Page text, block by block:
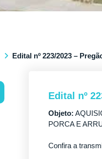
Edital nº 223/2023 –
Edital nº
Objeto:
PORCA E
Confira a